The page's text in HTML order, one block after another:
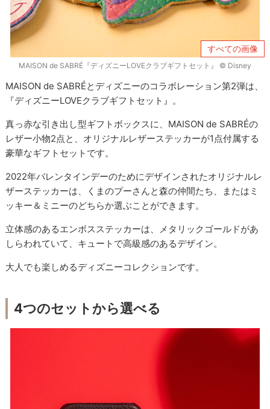
すべての画像
MAISON de SABRÉ『ディズニーLOVEクラブギフトセット』 © Disney
MAISON de SABRÉとディズニーのコラボレーション第2弾は、
『ディズニーLOVEクラブギフトセット』。
真っ赤な引き出し型ギフトボックスに、MAISON de SABRÉの
レザー小物2点と、オリジナルレザーステッカーが1点付属する
豪華なギフトセットです。
2022年バレンタインデーのためにデザインされたオリジナルレ
ザーステッカーは、くまのプーさんと森の仲間たち、またはミ
ッキー＆ミニーのどちらか選ぶことができます。
立体感のあるエンボスステッカーは、メタリックゴールドがあ
しらわれていて、キュートで高級感のあるデザイン。
大人でも楽しめるディズニーコレクションです。
4つのセットから選べる